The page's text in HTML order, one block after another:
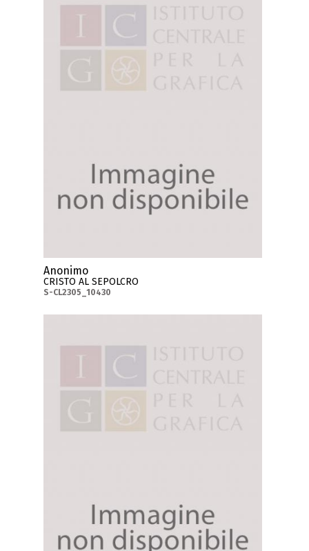
Anonimo
CRISTO AL SEPOLCRO
S-CL2305_10430